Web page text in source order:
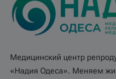
Медицинский центр
«Надия Одеса». Меняем